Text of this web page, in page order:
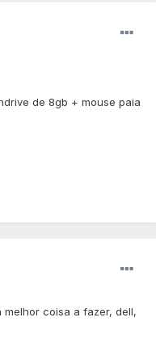
de 8gb + mouse paia
coisa a fazer, dell,